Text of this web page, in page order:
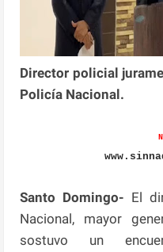
Director policial
Policía Nacional.
Santo Domingo- El
Nacional, mayor
sostuvo un